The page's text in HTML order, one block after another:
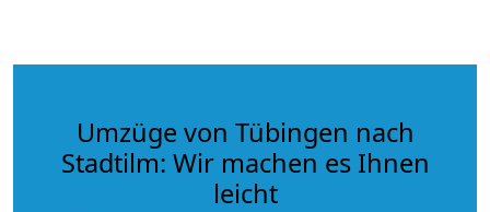
Umzüge von Tübingen nach
Stadtilm: Wir machen es Ihnen
leicht